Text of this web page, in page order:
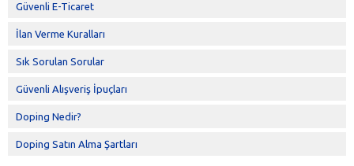
Güvenli E-Ticaret
İlan Verme Kuralları
Sık Sorulan Sorular
Güvenli Alışveriş İpuçları
Doping Nedir?
Doping Satın Alma Şartları